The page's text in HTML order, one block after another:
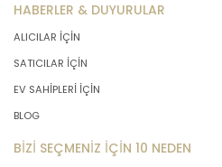
HABERLER & DUYURULAR
ALICILAR İÇİN
SATICILAR İÇİN
EV SAHİPLERİ İÇİN
BLOG
BİZİ SEÇMENİZ İÇİN 10 NEDEN